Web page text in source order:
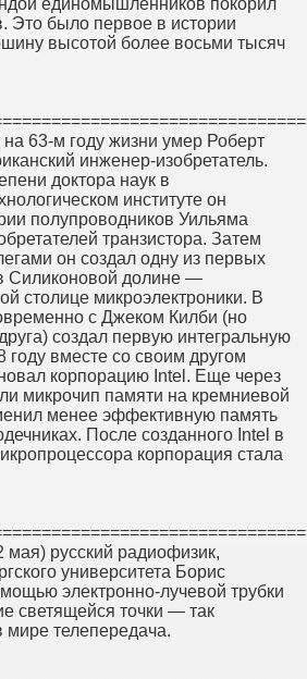
единомышленников покорил
Это было первое в истории
высотой более восьми тысяч
63-м году жизни умер Роберт
инженер-изобретатель.
доктора наук в
институте он
полупроводников Уильяма
транзистора. Затем
он создал одну из первых
Силиконовой долине —
столице микроэлектроники. В
с Джеком Килби (но
создал первую интегральную
году вместе со своим другом
корпорацию Intel. Еще через
микрочип памяти на кремниевой
менее эффективную память
После созданного Intel в
корпорация стала
мая) русский радиофизик,
университета Борис
электронно-лучевой трубки
светящейся точки — так
телепередача.